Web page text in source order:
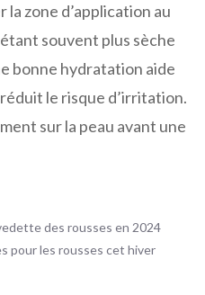
zone d’application au
souvent plus sèche
bonne hydratation aide
le risque d’irritation.
sur la peau avant une
des rousses en 2024
pour les rousses cet hiver